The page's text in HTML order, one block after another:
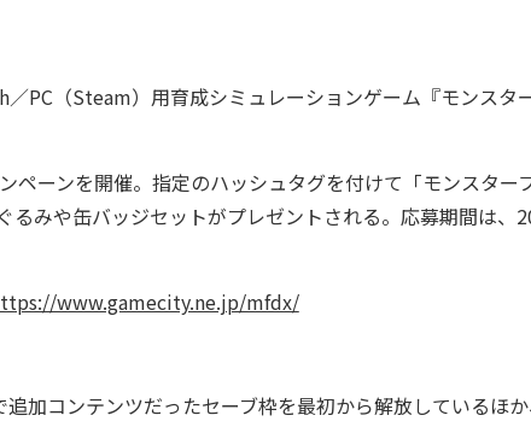
PC（Steam）用育成シミュレーションゲーム『モンスタ
ーンを開催。指定のハッシュタグを付けて「モンスター
みや缶バッジセットがプレゼントされる。応募期間は、
www.gamecity.ne.jp/mfdx/
加コンテンツだったセーブ枠を最初から解放しているほ